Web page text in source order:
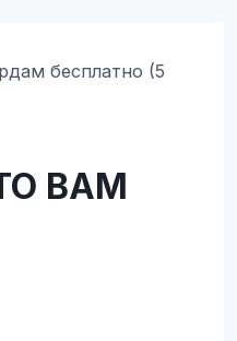
бесплатно (5
ВАМ